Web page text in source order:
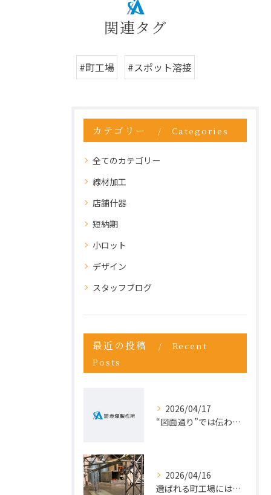
関連タグ
#町工場 #スポット溶接
カテゴリー Categories
全てのカテゴリー
線材加工
店舗什器
短納期
小ロット
デザイン
スタッフブログ
最近の投稿
Recent
Posts
2026/04/17
“図面通り”では伝わらない仕事が増えている理由
2026/04/16
選ばれる町工場には、理由がある。今こそ“依頼先の見直し”を。